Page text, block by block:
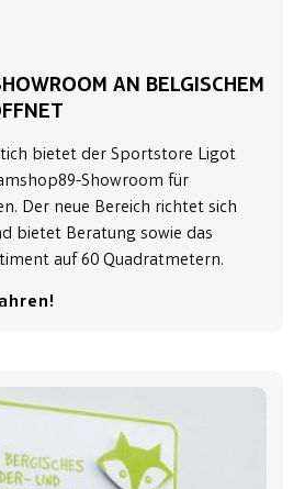
AN BELGISCHEM
bietet der Sportstore Ligot
Showroom für
Der neue Bereich richtet sich
bietet Beratung sowie das
auf 60 Quadratmetern.